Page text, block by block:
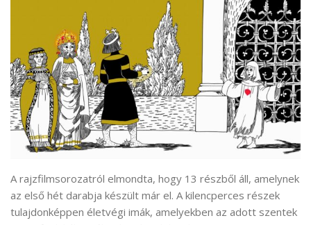
A rajzfilmsorozatról elmondta, hogy 13 részből áll, amelynek
az első hét darabja készült már el. A kilencperces részek
tulajdonképpen életvégi imák, amelyekben az adott szentek